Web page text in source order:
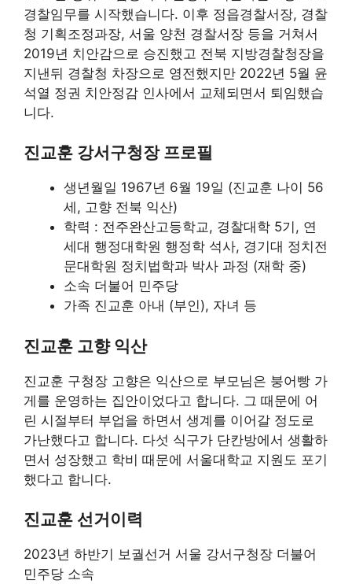
경찰임무를 시작했습니다. 이후 정읍경찰서장, 경찰
청 기획조정과장, 서울 양천 경찰서장 등을 거쳐서
2019년 치안감으로 승진했고 전북 지방경찰청장을
지낸뒤 경찰청 차장으로 영전했지만 2022년 5월 윤
석열 정권 치안정감 인사에서 교체되면서 퇴임했습
니다.
진교훈 강서구청장 프로필
생년월일 1967년 6월 19일 (진교훈 나이 56
세, 고향 전북 익산)
학력 : 전주완산고등학교, 경찰대학 5기, 연
세대 행정대학원 행정학 석사, 경기대 정치전
문대학원 정치법학과 박사 과정 (재학 중)
소속 더불어 민주당
가족 진교훈 아내 (부인), 자녀 등
진교훈 고향 익산
진교훈 구청장 고향은 익산으로 부모님은 붕어빵 가
게를 운영하는 집안이었다고 합니다. 그 때문에 어
린 시절부터 부업을 하면서 생계를 이어갈 정도로
가난했다고 합니다. 다섯 식구가 단칸방에서 생활하
면서 성장했고 학비 때문에 서울대학교 지원도 포기
했다고 합니다.
진교훈 선거이력
2023년 하반기 보궐선거 서울 강서구청장 더불어
민주당 소속